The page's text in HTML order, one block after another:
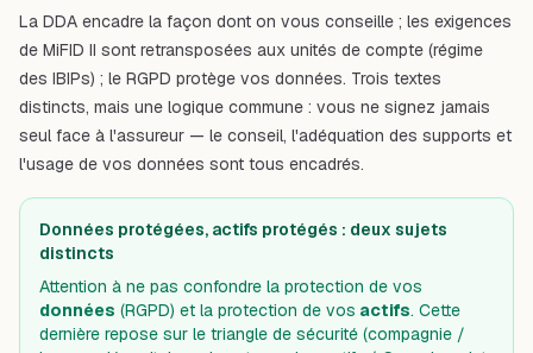
La DDA encadre la façon dont on vous conseille ; les exigences
de MiFID II sont retransposées aux unités de compte (régime
des IBIPs) ; le RGPD protège vos données. Trois textes
distincts, mais une logique commune : vous ne signez jamais
seul face à l'assureur — le conseil, l'adéquation des supports et
l'usage de vos données sont tous encadrés.
Données protégées, actifs protégés : deux sujets
distincts
Attention à ne pas confondre la protection de vos
données (RGPD) et la protection de vos actifs. Cette
dernière repose sur le triangle de sécurité (compagnie /